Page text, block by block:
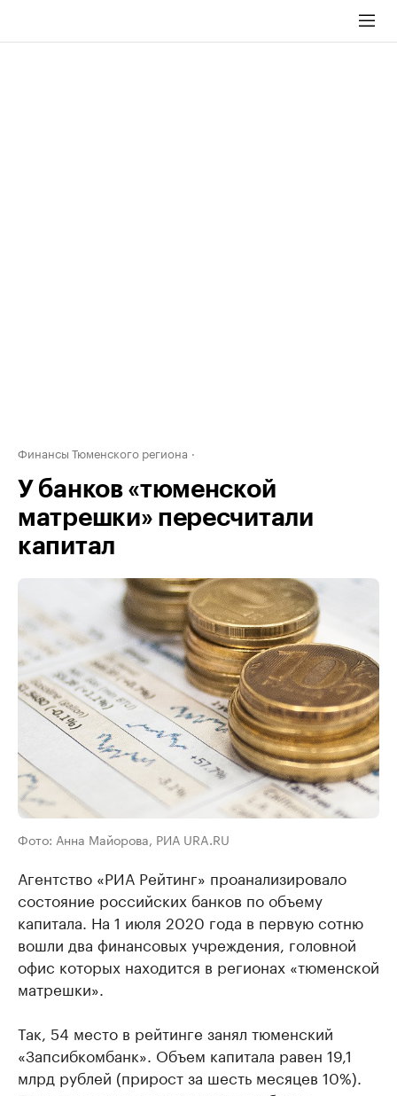
Финансы Тюменского региона
У банков «тюменской
матрешки» пересчитали
капитал
Фото: Анна Майорова, РИА URA.RU
Агентство «РИА Рейтинг» проанализировало
состояние российских банков по объему
капитала. На 1 июля 2020 года в первую сотню
вошли два финансовых учреждения, головной
офис которых находится в регионах «тюменской
матрешки».
Так, 54 место в рейтинге занял тюменский
«Запсибкомбанк». Объем капитала равен 19,1
млрд рублей (прирост за шесть месяцев 10%).